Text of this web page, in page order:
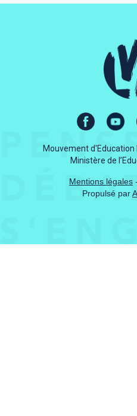
Mouvement d'Education
Ministère de
Mentions légales -
Propulsé par